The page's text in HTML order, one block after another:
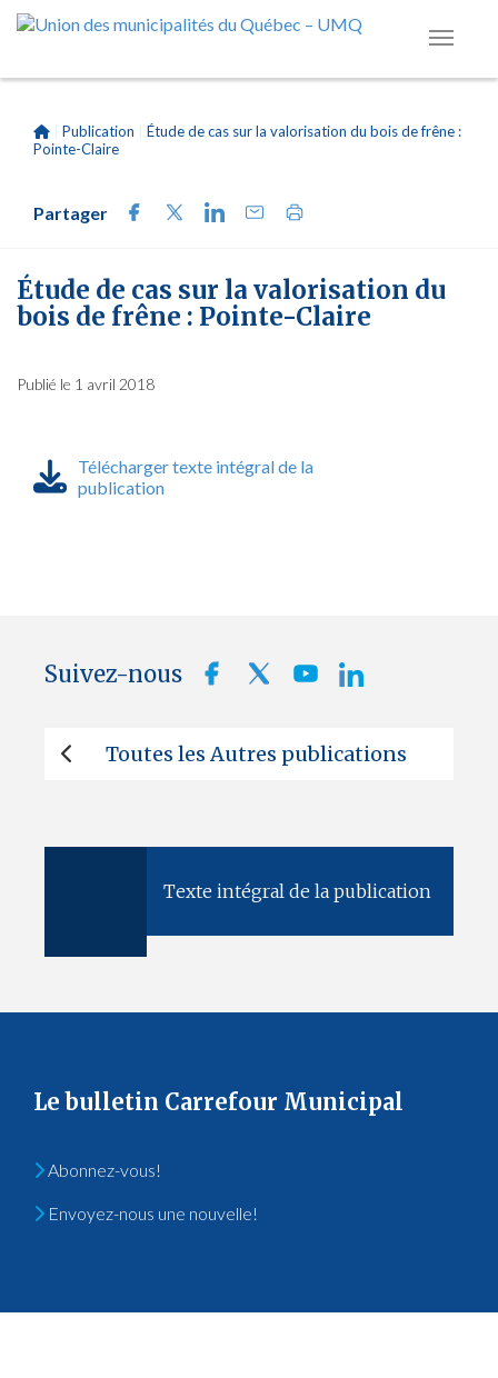
Publication
Étude de cas sur la valorisation du bois de frêne :
Pointe-Claire
Partager
Étude de cas sur la valorisation du
bois de frêne : Pointe-Claire
Publié le 1 avril 2018
Télécharger texte intégral de la
publication
Suivez-nous
Toutes les Autres publications
Texte intégral de la publication
Le bulletin Carrefour Municipal
Abonnez-vous!
Envoyez-nous une nouvelle!